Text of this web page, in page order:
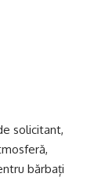
solicitant,
bărbați